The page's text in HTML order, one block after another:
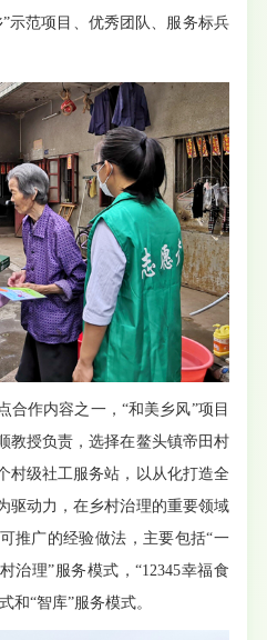
”示范项目、优秀团队、服务标兵
作内容之一，“和美乡风”项目
教授负责，选择在鳌头镇帝田村
村级社工服务站，以从化打造全
驱动力，在乡村治理的重要领域
推广的经验做法，主要包括“一
治理”服务模式，“12345幸福食
和“智库”服务模式。